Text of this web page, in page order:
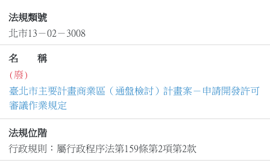
法規類號
北市13－02－3008
名 稱
(廢)
臺北市主要計畫商業區（通盤檢討）計畫案－申請開發許可
審議作業規定
法規位階
行政規則：屬行政程序法第159條第2項第2款